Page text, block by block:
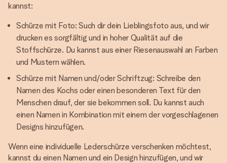
kannst:
Schürze mit Foto: Such dir dein Lieblingsfoto aus, und wir
drucken es sorgfältig und in hoher Qualität auf die
Stoffschürze. Du kannst aus einer Riesenauswahl an Farben
und Mustern wählen.
Schürze mit Namen und/oder Schriftzug: Schreibe den
Namen des Kochs oder einen besonderen Text für den
Menschen drauf, der sie bekommen soll. Du kannst auch
einen Namen in Kombination mit einem der vorgeschlagenen
Designs hinzufügen.
Wenn eine individuelle Lederschürze verschenken möchtest,
kannst du einen Namen und ein Design hinzufügen, und wir